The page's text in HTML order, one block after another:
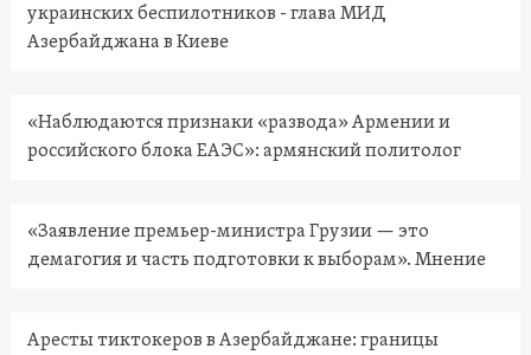
украинских беспилотников - глава МИД
Азербайджана в Киеве
«Наблюдаются признаки «развода» Армении и
российского блока ЕАЭС»: армянский политолог
«Заявление премьер-министра Грузии — это
демагогия и часть подготовки к выборам». Мнение
Аресты тиктокеров в Азербайджане: границы